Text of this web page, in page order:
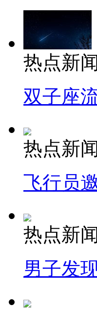
热点新闻
双子座
热点新闻
飞行员
热点新闻
男子发